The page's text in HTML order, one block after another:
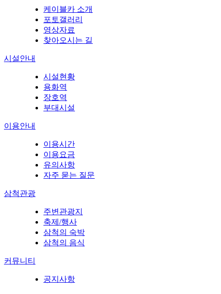
케이블카 소개
포토갤러리
영상자료
찾아오시는 길
시설안내
시설현황
용화역
장호역
부대시설
이용안내
이용시간
이용요금
유의사항
자주 묻는 질문
삼척관광
주변관광지
축제/행사
삼척의 숙박
삼척의 음식
커뮤니티
공지사항